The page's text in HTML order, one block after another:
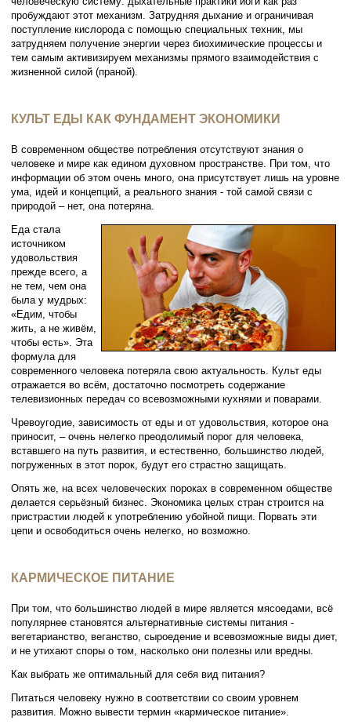
пробуждают этот механизм. Затрудняя дыхание и ограничивая
поступление кислорода с помощью специальных техник, мы
затрудняем получение энергии через биохимические процессы и
тем самым активизируем механизмы прямого взаимодействия с
жизненной силой (праной).
КУЛЬТ ЕДЫ КАК ФУНДАМЕНТ ЭКОНОМИКИ
В современном обществе потребления отсутствуют знания о
человеке и мире как едином духовном пространстве. При том, что
информации об этом очень много, она присутствует лишь на уровне
ума, идей и концепций, а реального знания - той самой связи с
природой – нет, она потеряна.
Еда стала
источником
удовольствия
прежде всего, а
не тем, чем она
была у мудрых:
«Едим, чтобы
жить, а не живём,
чтобы есть». Эта
формула для
современного человека потеряла свою актуальность. Культ еды
отражается во всём, достаточно посмотреть содержание
телевизионных передач со всевозможными кухнями и поварами.
Чревоугодие, зависимость от еды и от удовольствия, которое она
приносит, – очень нелегко преодолимый порог для человека,
вставшего на путь развития, и естественно, большинство людей,
погруженных в этот порок, будут его страстно защищать.
Опять же, на всех человеческих пороках в современном обществе
делается серьёзный бизнес. Экономика целых стран строится на
пристрастии людей к употреблению убойной пищи. Порвать эти
цепи и освободиться очень нелегко, но возможно.
КАРМИЧЕСКОЕ ПИТАНИЕ
При том, что большинство людей в мире является мясоедами, всё
популярнее становятся альтернативные системы питания -
вегетарианство, веганство, сыроедение и всевозможные виды диет,
и не утихают споры о том, насколько они полезны или вредны.
Как выбрать же оптимальный для себя вид питания?
Питаться человеку нужно в соответствии со своим уровнем
развития. Можно вывести термин «кармическое питание».